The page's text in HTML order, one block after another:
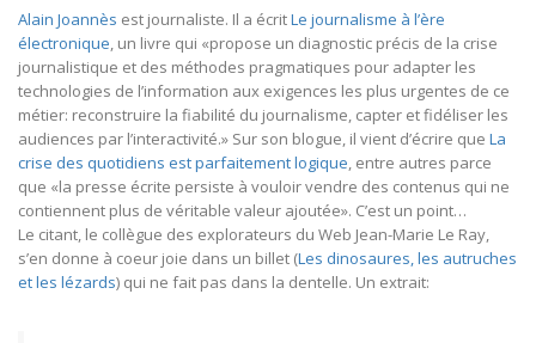
Alain Joannès est journaliste. Il a écritLe journalisme à l’ère
électronique, un livre qui «propose un diagnostic précis de la crise
journalistique et des méthodes pragmatiques pour adapter les
technologies de l’information aux exigences les plus urgentes de ce
métier: reconstruire la fiabilité du journalisme, capter et fidéliser les
audiences par l’interactivité.» Sur son blogue, il vient d’écrire que La
crise des quotidiens est parfaitement logique, entre autres parce
que «la presse écrite persiste à vouloir vendre des contenus qui ne
contiennent plus de véritable valeur ajoutée». C’est un point…
Le citant, le collègue des explorateurs du Web Jean-Marie Le Ray,
s’en donne à coeur joie dans un billet (Les dinosaures, les autruches
et les lézards) qui ne fait pas dans la dentelle. Un extrait: